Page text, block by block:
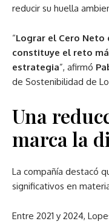
reducir su huella
“Lograr el Cero Neto
constituye el reto
estrategia”, afirmó
de Sostenibilidad de
Una
marca la
La compañía destacó
significativos en
Entre 2021 y 2024,